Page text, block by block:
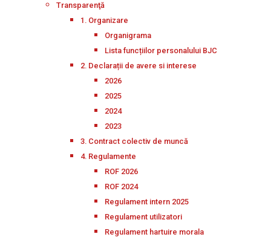
Transparenţă
1. Organizare
Organigrama
Lista funcțiilor personalului BJC
2. Declarații de avere si interese
2026
2025
2024
2023
3. Contract colectiv de muncă
4. Regulamente
ROF 2026
ROF 2024
Regulament intern 2025
Regulament utilizatori
Regulament hartuire morala